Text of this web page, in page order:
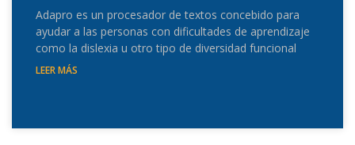
Adapro es un procesador de textos concebido para
ayudar a las personas con dificultades de aprendizaje
como la dislexia u otro tipo de diversidad funcional
LEER MÁS